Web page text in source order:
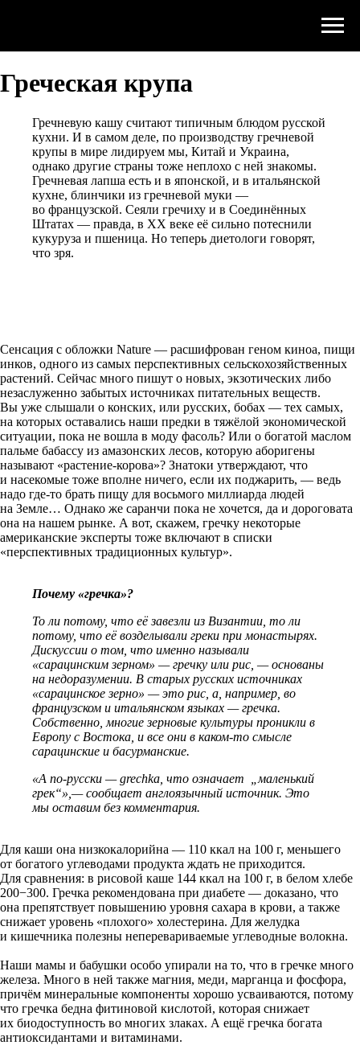
Греческая крупа
Гречневую кашу считают типичным блюдом русской
кухни. И в самом деле, по производству гречневой
крупы в мире лидируем мы, Китай и Украина,
однако другие страны тоже неплохо с ней знакомы.
Гречневая лапша есть и в японской, и в итальянской
кухне, блинчики из гречневой муки —
во французской. Сеяли гречиху и в Соединённых
Штатах — правда, в ХХ веке её сильно потеснили
кукуруза и пшеница. Но теперь диетологи говорят,
что зря.
Сенсация с обложки Nature — расшифрован геном киноа, пищи
инков, одного из самых перспективных сельскохозяйственных
растений. Сейчас много пишут о новых, экзотических либо
незаслуженно забытых источниках питательных веществ.
Вы уже слышали о конских, или русских, бобах — тех самых,
на которых оставались наши предки в тяжёлой экономической
ситуации, пока не вошла в моду фасоль? Или о богатой маслом
пальме бабассу из амазонских лесов, которую аборигены
называют «растение-корова»? Знатоки утверждают, что
и насекомые тоже вполне ничего, если их поджарить, — ведь
надо где-то брать пищу для восьмого миллиарда людей
на Земле… Однако же саранчи пока не хочется, да и дороговата
она на нашем рынке. А вот, скажем, гречку некоторые
американские эксперты тоже включают в ­списки
«перспективных традиционных культур».
Почему «гречка»?
То ли потому, что её завезли из Византии, то ли
потому, что её возделывали ­греки при монастырях.
Дискуссии о том, что именно называли
«сарацинским зерном» — гречку или рис, — основаны
на недоразумении. В старых русских источниках
«сарацинское зерно» — это рис, а, например, во
французском и итальянском языках — гречка.
Собственно, многие зерновые культуры проникли в
Европу с Востока, и все они в каком-то смысле
сарацинские и басурманские.
«А по-русски — grech­ka, что означает „маленький
грек“»,— сообщает англоязычный источник. Это
мы оставим без комментария.
Для каши она низкокалорийна — 110 ккал на 100 г, меньшего
от богатого углеводами продукта ждать не приходится.
Для сравнения: в рисовой каше 144 ккал на 100 г, в белом хлебе
200−300. Гречка рекомендована при диабете — доказано, что
она препятствует повышению уровня сахара в крови, а также
снижает уровень «плохого» холестерина. Для желудка
и кишечника полезны неперевариваемые углеводные волокна.
Наши мамы и бабушки особо упирали на то, что в гречке много
железа. Много в ней также магния, меди, марганца и фосфора,
причём минеральные компоненты хорошо усваиваются, потому
что гречка бедна фитиновой кислотой, которая снижает
их биодоступность во многих злаках. А ещё гречка богата
антиоксидантами и витаминами.